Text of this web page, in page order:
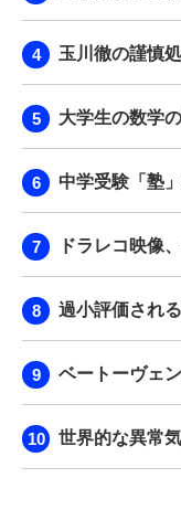
玉川徹の謹慎
大学生の数学
中学受験「塾
ドラレコ映像
過小評価され
ベートーヴェ
世界的な異常